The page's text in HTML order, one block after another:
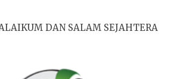
DAN SALAM SEJAHTERA